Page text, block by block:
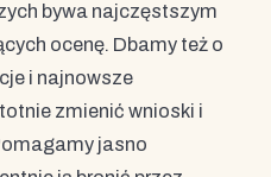
bywa najczęstszym
ocenę. Dbamy też o
i najnowsze
zmienić wnioski i
jasno